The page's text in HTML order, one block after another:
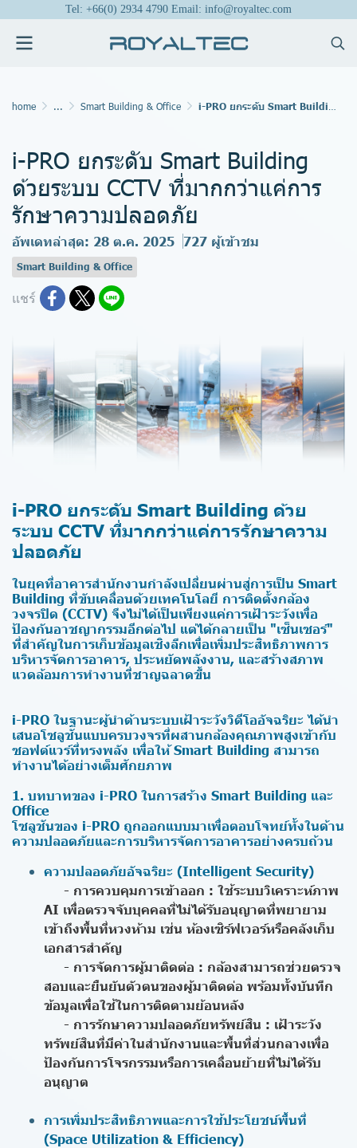
Tel: +66(0) 2934 4790 Email: info@royaltec.com
home ... Smart Building & Office i-PRO ยกระดับ Smart Building ด้วยระบบ CCTV ที่มากกว่าแค่การรักษาความปลอดภัย
i-PRO ยกระดับ Smart Building
ด้วยระบบ CCTV ที่มากกว่าแค่การ
รักษาความปลอดภัย
อัพเดทล่าสุด: 28 ต.ค. 2025 727 ผู้เข้าชม
Smart Building & Office
แชร์
i-PRO ยกระดับ Smart Building ด้วย
ระบบ CCTV ที่มากกว่าแค่การรักษาความ
ปลอดภัย
ในยุคที่อาคารสำนักงานกำลังเปลี่ยนผ่านสู่การเป็น Smart
Building ที่ขับเคลื่อนด้วยเทคโนโลยี การติดตั้งกล้อง
วงจรปิด (CCTV) จึงไม่ได้เป็นเพียงแค่การเฝ้าระวังเพื่อ
ป้องกันอาชญากรรมอีกต่อไป แต่ได้กลายเป็น "เซ็นเซอร์"
ที่สำคัญในการเก็บข้อมูลเชิงลึกเพื่อเพิ่มประสิทธิภาพการ
บริหารจัดการอาคาร, ประหยัดพลังงาน, และสร้างสภาพ
แวดล้อมการทำงานที่ชาญฉลาดขึ้น
i-PRO ในฐานะผู้นำด้านระบบเฝ้าระวังวิดีโออัจฉริยะ ได้นำ
เสนอโซลูชันแบบครบวงจรที่ผสานกล้องคุณภาพสูงเข้ากับ
ซอฟต์แวร์ที่ทรงพลัง เพื่อให้ Smart Building สามารถ
ทำงานได้อย่างเต็มศักยภาพ
1. บทบาทของ i-PRO ในการสร้าง Smart Building และ
Office
โซลูชันของ i-PRO ถูกออกแบบมาเพื่อตอบโจทย์ทั้งในด้าน
ความปลอดภัยและการบริหารจัดการอาคารอย่างครบถ้วน
ความปลอดภัยอัจฉริยะ (Intelligent Security)
- การควบคุมการเข้าออก : ใช้ระบบวิเคราะห์ภาพ
AI เพื่อตรวจจับบุคคลที่ไม่ได้รับอนุญาตที่พยายาม
เข้าถึงพื้นที่หวงห้าม เช่น ห้องเซิร์ฟเวอร์หรือคลังเก็บ
เอกสารสำคัญ
- การจัดการผู้มาติดต่อ : กล้องสามารถช่วยตรวจ
สอบและยืนยันตัวตนของผู้มาติดต่อ พร้อมทั้งบันทึก
ข้อมูลเพื่อใช้ในการติดตามย้อนหลัง
- การรักษาความปลอดภัยทรัพย์สิน : เฝ้าระวัง
ทรัพย์สินที่มีค่าในสำนักงานและพื้นที่ส่วนกลางเพื่อ
ป้องกันการโจรกรรมหรือการเคลื่อนย้ายที่ไม่ได้รับ
อนุญาต
การเพิ่มประสิทธิภาพและการใช้ประโยชน์พื้นที่
(Space Utilization & Efficiency)